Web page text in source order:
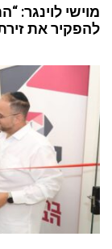
מוישי לוינגר:
להפקיר את